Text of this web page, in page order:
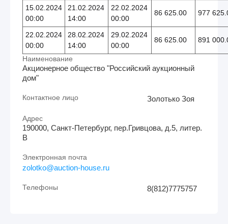
15.02.2024
00:00
21.02.2024
14:00
22.02.2024
00:00
86 625.00 977
22.02.2024
00:00
28.02.2024
14:00
29.02.2024
00:00
86 625.00 891
Наименование
Акционерное общество "Российский аукционный
дом"
Контактное лицо Золотько Зоя
Адрес
190000, Санкт-Петербург, пер.Гривцова, д.5, литер.
В
Электронная почта
zolotko@auction-house.ru
Телефоны 8(812)7775757